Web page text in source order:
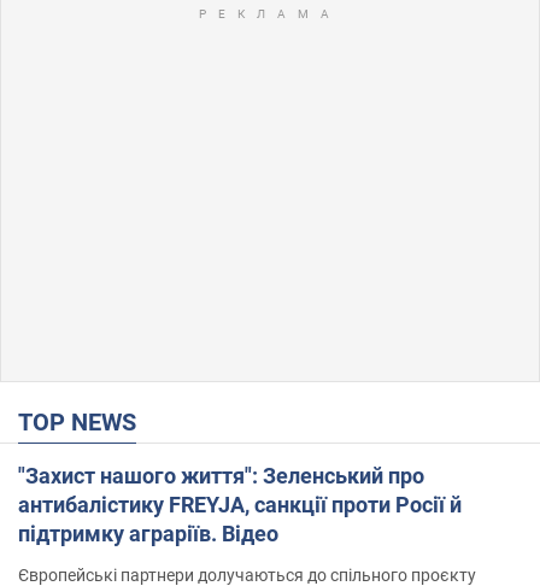
TOP NEWS
"Захист нашого життя": Зеленський про
антибалістику FREYJA, санкції проти Росії й
підтримку аграріїв. Відео
Європейські партнери долучаються до спільного проєкту